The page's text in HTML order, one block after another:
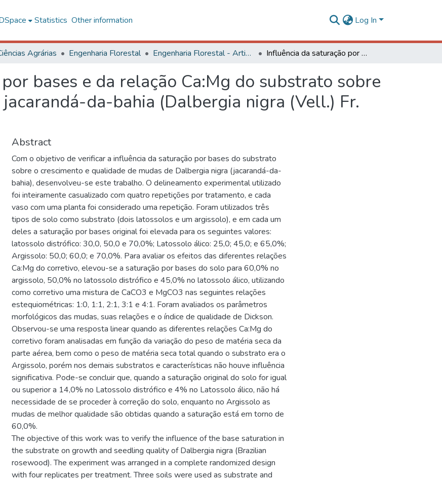
Statistics Other information Log In
Agrárias Engenharia Florestal Engenharia Florestal - Artigos Influência da saturação por bases e da relação Ca:Mg do substrato sobre o crescimento inicial de jacarandá-da-bahia (Dalbergia nigra (Vell.) Fr. All. ex Benth.)
bases e da relação Ca:Mg do substrato sobre
da-bahia (Dalbergia nigra (Vell.) Fr.
Abstract
Com o objetivo de verificar a influência da saturação por bases do substrato
sobre o crescimento e qualidade de mudas de Dalbergia nigra (jacarandá-da-
bahia), desenvolveu-se este trabalho. O delineamento experimental utilizado
foi inteiramente casualizado com quatro repetições por tratamento, e cada
vaso com uma planta foi considerado uma repetição. Foram utilizados três
tipos de solo como substrato (dois latossolos e um argissolo), e em cada um
deles a saturação por bases original foi elevada para os seguintes valores:
latossolo distrófico: 30,0, 50,0 e 70,0%; Latossolo álico: 25,0; 45,0; e 65,0%;
Argissolo: 50,0; 60,0; e 70,0%. Para avaliar os efeitos das diferentes relações
Ca:Mg do corretivo, elevou-se a saturação por bases do solo para 60,0% no
argissolo, 50,0% no latossolo distrófico e 45,0% no latossolo álico, utilizando
como corretivo uma mistura de CaCO3 e MgCO3 nas seguintes relações
estequiométricas: 1:0, 1:1, 2:1, 3:1 e 4:1. Foram avaliados os parâmetros
morfológicos das mudas, suas relações e o índice de qualidade de Dickson.
Observou-se uma resposta linear quando as diferentes relações Ca:Mg do
corretivo foram analisadas em função da variação do peso de matéria seca da
parte aérea, bem como o peso de matéria seca total quando o substrato era o
Argissolo, porém nos demais substratos e características não houve influência
significativa. Pode-se concluir que, quando a saturação original do solo for igual
ou superior a 14,0% no Latossolo distrófico e 4% no Latossolo álico, não há
necessidade de se proceder à correção do solo, enquanto no Argissolo as
mudas de melhor qualidade são obtidas quando a saturação está em torno de
60,0%.
The objective of this work was to verify the influence of the base saturation in
the substrate on growth and seedling quality of Dalbergia nigra (Brazilian
rosewood). The experiment was arranged in a complete randomized design
with four replicates per treatment. Three soils were used as substrate and